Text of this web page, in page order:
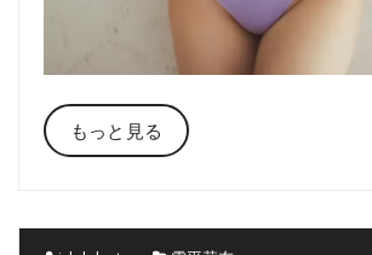
もっと見る